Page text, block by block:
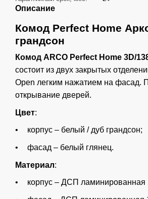
Описание
Комод Perfect Home
грандсон
Комод ARCO Perfect Home 3D/
состоит из двух закрытых
Open легким нажатием на фасад.
открывание дверей.
Цвет:
корпус – белый / дуб грандсон;
фасад – белый глянец.
Материал:
корпус – ДСП ламинированная